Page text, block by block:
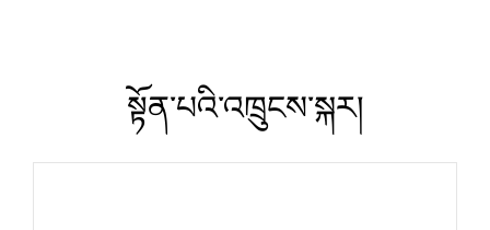
སྟོན་པའི་འཁྲུངས་སྐར།